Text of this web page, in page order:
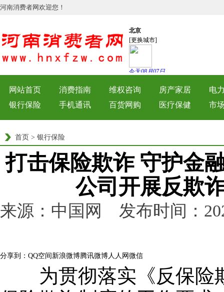
河南消费者网欢迎您！
网站首页 消费指南 维权咨询 房产家居
电
银行保险
手机通讯 百货网购 医疗保健 市
首页 > 银行保险
打击保险欺诈 守护金
公司开展反欺
来源：中国网 发布时间：
分享到： QQ空间 新浪微博腾讯微博人人网 微信
为贯彻落实《反保险